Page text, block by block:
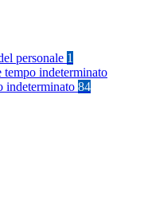
personale 1
tempo indeterminato
indeterminato 84